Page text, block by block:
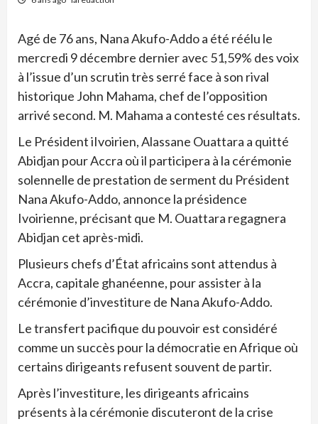
Agé de 76 ans, Nana Akufo-Addo a été réélu le
mercredi 9 décembre dernier avec 51,59% des voix
à l’issue d’un scrutin très serré face à son rival
historique John Mahama, chef de l’opposition
arrivé second. M. Mahama a contesté ces résultats.
Le Président iIvoirien, Alassane Ouattara a quitté
Abidjan pour Accra où il participera à la cérémonie
solennelle de prestation de serment du Président
Nana Akufo-Addo, annonce la présidence
Ivoirienne, précisant que M. Ouattara regagnera
Abidjan cet après-midi.
Plusieurs chefs d’État africains sont attendus à
Accra, capitale ghanéenne, pour assister à la
cérémonie d’investiture de Nana Akufo-Addo.
Le transfert pacifique du pouvoir est considéré
comme un succès pour la démocratie en Afrique où
certains dirigeants refusent souvent de partir.
Après l’investiture, les dirigeants africains
présents à la cérémonie discuteront de la crise